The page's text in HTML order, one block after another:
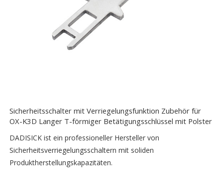
Sicherheitsschalter mit Verriegelungsfunktion Zubehör für
OX-K3D Langer T-förmiger Betätigungsschlüssel mit Polster
DADISICK ist ein professioneller Hersteller von
Sicherheitsverriegelungsschaltern mit soliden
Produktherstellungskapazitäten.